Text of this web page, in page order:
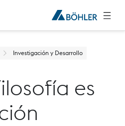
Investigación y Desarrollo
es